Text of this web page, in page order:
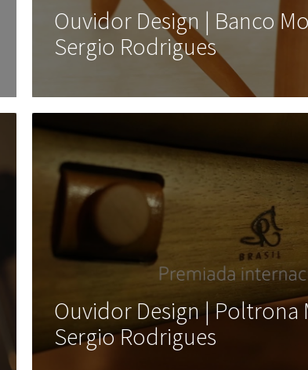
Ouvidor Design | Banco
Sergio Rodrigues
Ouvidor Design | Poltrona
Sergio Rodrigues